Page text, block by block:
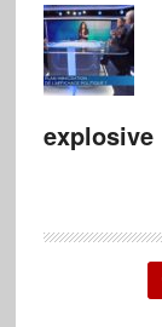
explosive